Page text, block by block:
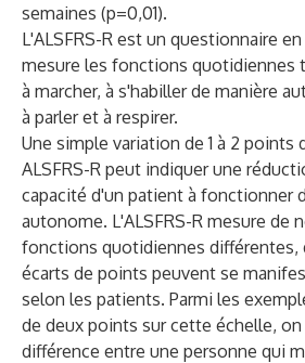
semaines (p=0,01).
L'ALSFRS-R est un questionnaire
mesure les fonctions quotidiennes
à marcher, à s'habiller de manière
à parler et à respirer.
Une simple variation de 1 à 2 points
ALSFRS-R peut indiquer une
capacité d'un patient à fonctionner
autonome. L'ALSFRS-R mesure de
fonctions quotidiennes différentes,
écarts de points peuvent se
selon les patients. Parmi les
de deux points sur cette échelle,
différence entre une personne qui